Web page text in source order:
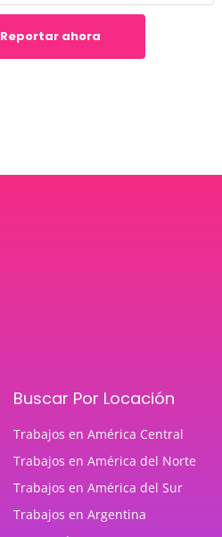
Reportar ahora
Buscar Por Locación
Trabajos en América Central
Trabajos en América del Norte
Trabajos en América del Sur
Trabajos en Argentina